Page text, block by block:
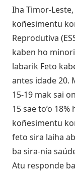
Iha Timor-
koñesimentu
Reprodutiva
kaben ho
labarik Feto
antes idade 20.
15-19 mak sai
15 sae to’o
koñesimentu
feto sira laiha
ba sira-nia
Atu responde